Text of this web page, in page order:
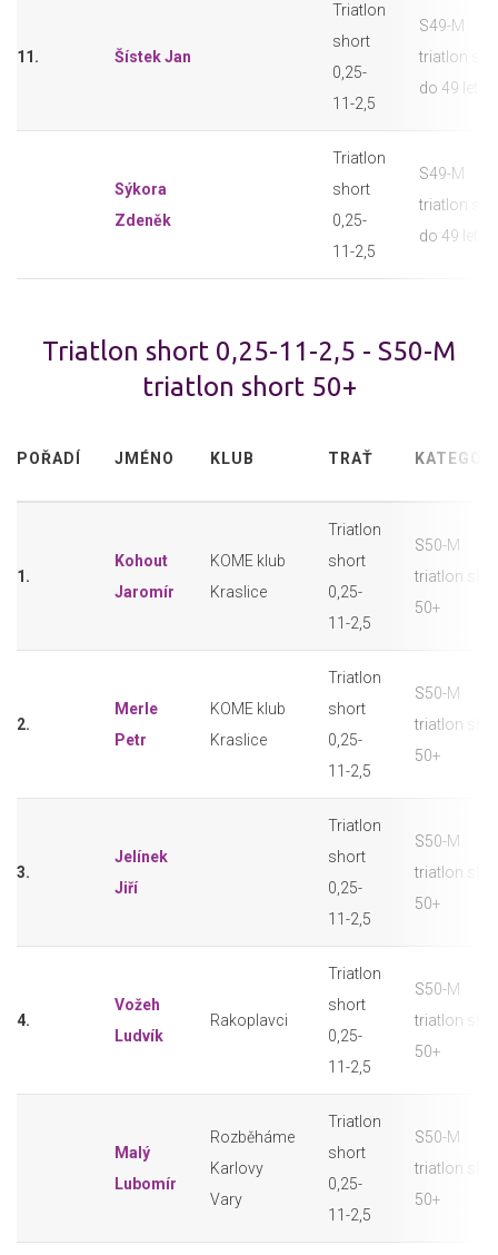
11. Šístek Jan
Triatlon
short
0,25-
11-2,5
S49-M
triatlon
do 49 let
Sýkora
Zdeněk
Triatlon
short
0,25-
11-2,5
S49-M
triatlon
do 49 let
Triatlon short 0,25-11-2,5 - S50-M
triatlon short 50+
POŘADÍ JMÉNO KLUB TRAŤ
1.
Kohout
Jaromír
KOME klub
Kraslice
Triatlon
short
0,25-
11-2,5
S50-M
triatlon
50+
2.
Merle
Petr
KOME klub
Kraslice
Triatlon
short
0,25-
11-2,5
S50-M
triatlon
50+
3.
Jelínek
Jiří
Triatlon
short
0,25-
11-2,5
S50-M
triatlon
50+
4.
Vožeh
Ludvík
Rakoplavci
Triatlon
short
0,25-
11-2,5
S50-M
triatlon
50+
Malý
Lubomír
Rozběháme
Karlovy
Vary
Triatlon
short
0,25-
11-2,5
S50-M
triatlon
50+